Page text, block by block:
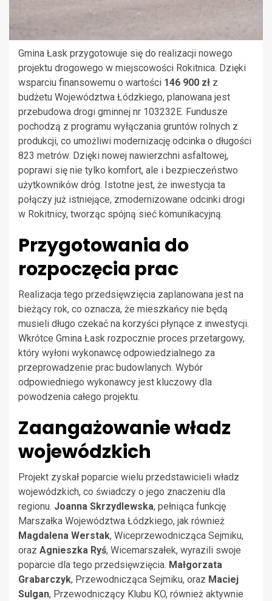
Gmina Łask przygotowuje się do realizacji nowego
projektu drogowego w miejscowości Rokitnica. Dzięki
wsparciu finansowemu o wartości 146 900 zł z
budżetu Województwa Łódzkiego, planowana jest
przebudowa drogi gminnej nr 103232E. Fundusze
pochodzą z programu wyłączania gruntów rolnych z
produkcji, co umożliwi modernizację odcinka o długości
823 metrów. Dzięki nowej nawierzchni asfaltowej,
poprawi się nie tylko komfort, ale i bezpieczeństwo
użytkowników dróg. Istotne jest, że inwestycja ta
połączy już istniejące, zmodernizowane odcinki drogi
w Rokitnicy, tworząc spójną sieć komunikacyjną.
Przygotowania do
rozpoczęcia prac
Realizacja tego przedsięwzięcia zaplanowana jest na
bieżący rok, co oznacza, że mieszkańcy nie będą
musieli długo czekać na korzyści płynące z inwestycji.
Wkrótce Gmina Łask rozpocznie proces przetargowy,
który wyłoni wykonawcę odpowiedzialnego za
przeprowadzenie prac budowlanych. Wybór
odpowiedniego wykonawcy jest kluczowy dla
powodzenia całego projektu.
Zaangażowanie władz
wojewódzkich
Projekt zyskał poparcie wielu przedstawicieli władz
wojewódzkich, co świadczy o jego znaczeniu dla
regionu. Joanna Skrzydlewska, pełniąca funkcję
Marszałka Województwa Łódzkiego, jak również
Magdalena Werstak, Wiceprzewodnicząca Sejmiku,
oraz Agnieszka Ryś, Wicemarszałek, wyrazili swoje
poparcie dla tego przedsięwzięcia. Małgorzata
Grabarczyk, Przewodnicząca Sejmiku, oraz Maciej
Sulgan, Przewodniczący Klubu KO, również aktywnie